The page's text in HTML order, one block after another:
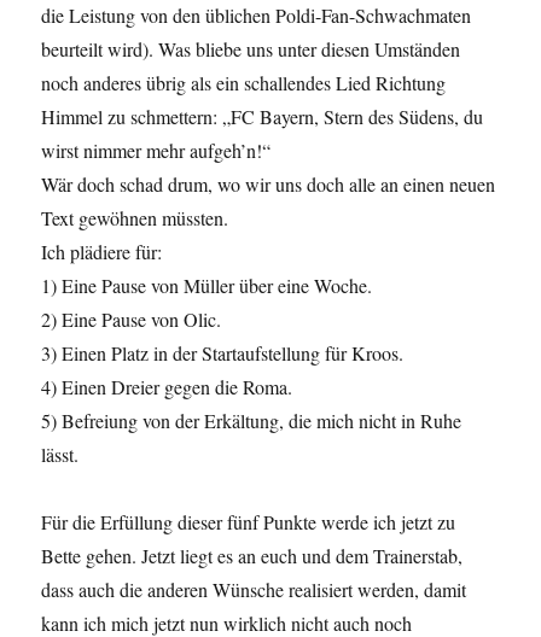
die Leistung von den üblichen Poldi-Fan-Schwachmaten
beurteilt wird). Was bliebe uns unter diesen Umständen
noch anderes übrig als ein schallendes Lied Richtung
Himmel zu schmettern: „FC Bayern, Stern des Südens, du
wirst nimmer mehr aufgeh’n!“
Wär doch schad drum, wo wir uns doch alle an einen neuen
Text gewöhnen müssten.
Ich plädiere für:
1) Eine Pause von Müller über eine Woche.
2) Eine Pause von Olic.
3) Einen Platz in der Startaufstellung für Kroos.
4) Einen Dreier gegen die Roma.
5) Befreiung von der Erkältung, die mich nicht in Ruhe
lässt.
Für die Erfüllung dieser fünf Punkte werde ich jetzt zu
Bette gehen. Jetzt liegt es an euch und dem Trainerstab,
dass auch die anderen Wünsche realisiert werden, damit
kann ich mich jetzt nun wirklich nicht auch noch